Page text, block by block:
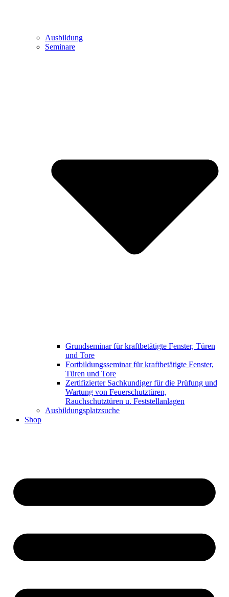
Ausbildung
Seminare
Grundseminar für kraftbetätigte Fenster, Türen
und Tore
Fortbildungsseminar für kraftbetätigte Fenster,
Türen und Tore
Zertifizierter Sachkundiger für die Prüfung und
Wartung von Feuerschutztüren,
Rauchschutztüren u. Feststellanlagen
Ausbildungsplatzsuche
Shop